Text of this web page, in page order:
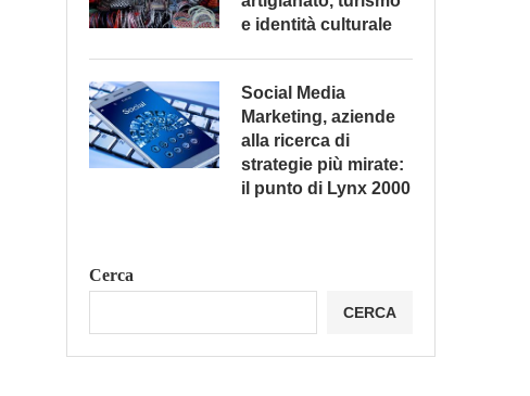
e identità culturale
Social Media
Marketing, aziende
alla ricerca di
strategie più mirate:
il punto di Lynx 2000
Cerca
CERCA